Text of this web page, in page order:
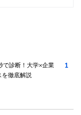
で診断！大学×企業
を徹底解説
1